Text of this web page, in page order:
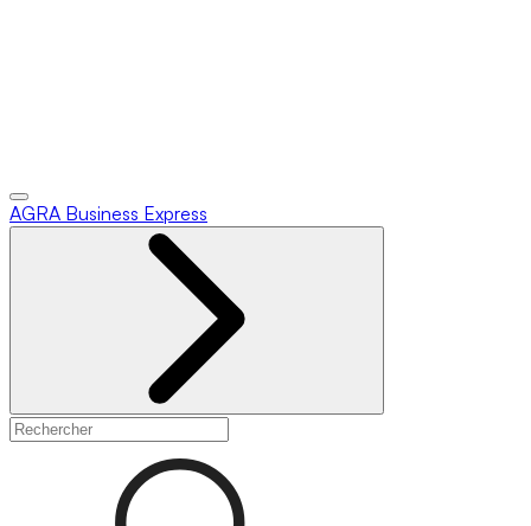
AGRA Business Express